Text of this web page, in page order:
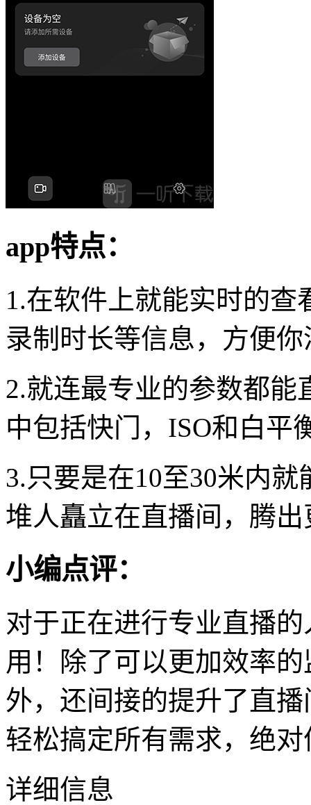
app特点：
1.在软件上就能实时的
录制时长等信息，方便
2.就连最专业的参数都
中包括快门，ISO和白平
3.只要是在10至30米内
堆人矗立在直播间，腾
小编点评：
对于正在进行专业直播
用！除了可以更加效率
外，还间接的提升了直
轻松搞定所有需求，绝
详细信息